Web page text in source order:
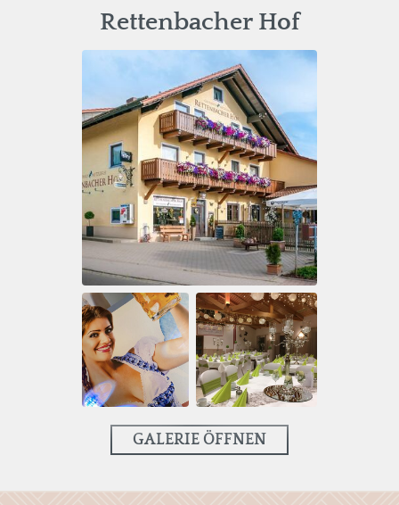
Rettenbacher Hof
GALERIE ÖFFNEN